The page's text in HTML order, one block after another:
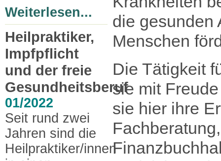
Weiterlesen...
Heilpraktiker,
Impfpflicht
und der freie
Gesundheitsberuf
01/2022
Seit rund zwei
Jahren sind die
Heilpraktiker/innen
die gesunden
Menschen
Die Tätigkeit
sie mit
sie hier ihre